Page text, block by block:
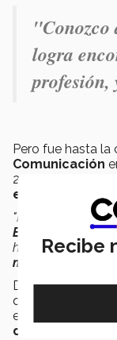
"Conozco
logra
profesión,
Pero fue hasta la
Comunicación
2007, donde
estaban
"Recuerdo que
Expresión Verbal,
hecho, fue aquí
muchas agallas
Después asistió
que se hacía en
en una televisora
deportes.
Recibe